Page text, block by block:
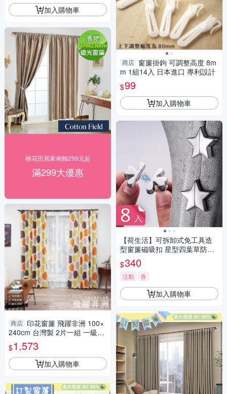
加入購物車
棉花田居家佈飾299元起
滿299大優惠
商店 印花窗簾 飛躍非洲 100×
240cm 台灣製 2片一組 一級遮
光 可水洗 半腰窗 現代感窗簾
兩倍抓皺
$1,573
加入購物車
商店 窗簾掛鉤 可調整高度 8m
m 1組14入 日本進口 專利設計
$99
加入購物車
【荷生活】可拆卸式免工具造
型窗簾磁吸扣 星型四葉草防漏
光磁吸式固定器-8入組
$340
活動 券
加入購物車